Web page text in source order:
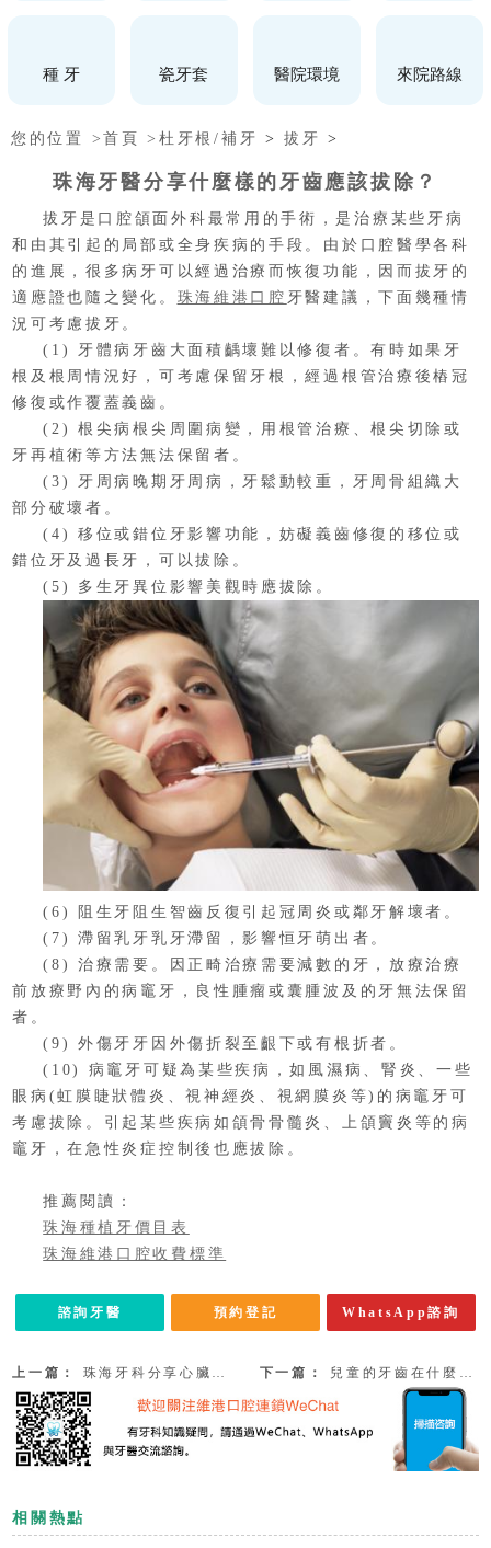
種 牙 瓷牙套 醫院環境 來院路線
您的位置 >首頁 >杜牙根/補牙 >拔牙 >
珠海牙醫分享什麼樣的牙齒應該拔除？
拔牙是口腔頜面外科最常用的手術，是治療某些牙病
和由其引起的局部或全身疾病的手段。由於口腔醫學各科
的進展，很多病牙可以經過治療而恢復功能，因而拔牙的
適應證也隨之變化。 珠海維港口腔 牙醫建議，下面幾種情
況可考慮拔牙。
(1) 牙體病牙齒大面積齲壞難以修復者。有時如果牙
根及根周情況好，可考慮保留牙根，經過根管治療後樁冠
修復或作覆蓋義齒。
(2) 根尖病根尖周圍病變，用根管治療、根尖切除或
牙再植術等方法無法保留者。
(3) 牙周病晚期牙周病，牙鬆動較重，牙周骨組織大
部分破壞者。
(4) 移位或錯位牙影響功能，妨礙義齒修復的移位或
錯位牙及過長牙，可以拔除。
(5) 多生牙異位影響美觀時應拔除。
(6) 阻生牙阻生智齒反復引起冠周炎或鄰牙解壞者。
(7) 滯留乳牙乳牙滯留，影響恒牙萌出者。
(8) 治療需要。因正畸治療需要減數的牙，放療治療
前放療野內的病竈牙，良性腫瘤或囊腫波及的牙無法保留
者。
(9) 外傷牙牙因外傷折裂至齦下或有根折者。
(10) 病竈牙可疑為某些疾病，如風濕病、腎炎、一些
眼病(虹膜睫狀體炎、視神經炎、視網膜炎等)的病竈牙可
考慮拔除。引起某些疾病如頜骨骨髓炎、上頜竇炎等的病
竈牙，在急性炎症控制後也應拔除。
推薦閱讀：
珠海種植牙價目表
珠海維港口腔收費標準
諮詢牙醫 預約登記 WhatsApp諮詢
上一篇： 珠海牙科分享心臟病、高血壓能否拔牙? 下一篇： 兒童的牙齒在什麼樣的情況下應當拔除？
相關熱點